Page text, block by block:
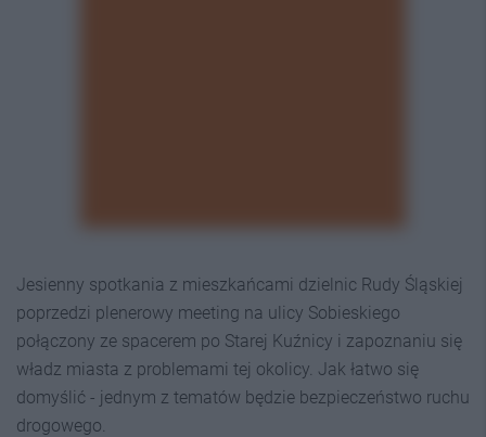
Jesienny spotkania z mieszkańcami dzielnic Rudy Śląskiej
poprzedzi plenerowy meeting na ulicy Sobieskiego
połączony ze spacerem po Starej Kuźnicy i zapoznaniu się
władz miasta z problemami tej okolicy. Jak łatwo się
domyślić - jednym z tematów będzie bezpieczeństwo ruchu
drogowego.